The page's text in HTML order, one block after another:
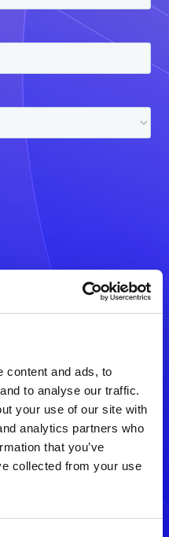
content and ads, to
to analyse our traffic.
your use of our site with
analytics partners who
that you’ve
collected from your use
え、
。